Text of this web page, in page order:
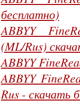
бесплатно)
ABBYY
(ML/Rus)
ABBYY
ABBYY
Rus - скачать